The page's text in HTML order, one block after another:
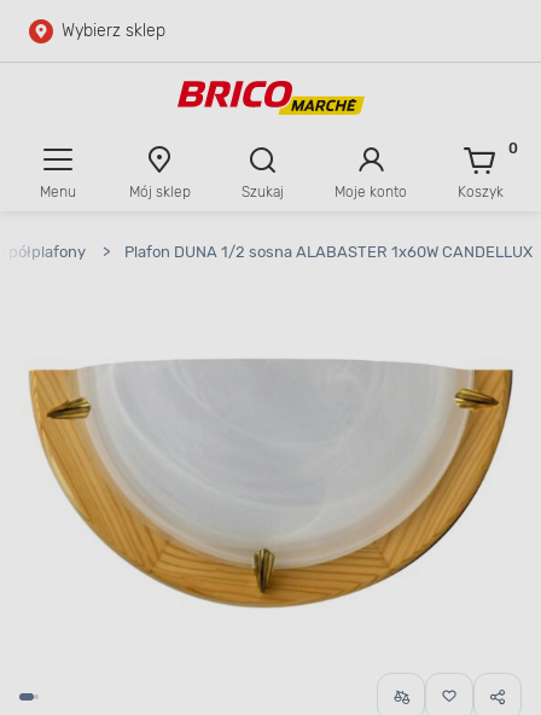
Przejdź do głównej zawartości
Wybierz sklep
Menu Mój sklep Szukaj Moje konto Koszyk
0
półplafony > Plafon DUNA 1/2 sosna ALABASTER 1x60W CANDELLUX